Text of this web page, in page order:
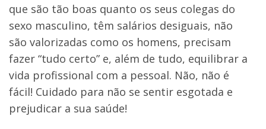
que são tão boas quanto os seus colegas do
sexo masculino, têm salários desiguais, não
são valorizadas como os homens, precisam
fazer “tudo certo” e, além de tudo, equilibrar a
vida profissional com a pessoal. Não, não é
fácil! Cuidado para não se sentir esgotada e
prejudicar a sua saúde!